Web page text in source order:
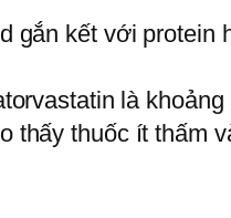
gắn kết với
là
thấy thuốc ít thấm